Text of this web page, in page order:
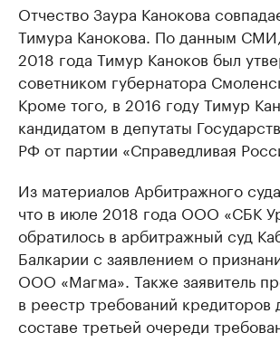
Отчество Заура Канокова
Тимура Канокова. По данным
2018 года Тимур Каноков был
советником губернатора
Кроме того, в 2016 году Тимур
кандидатом в депутаты
РФ от партии «Справедливая
Из материалов Арбитражного
что в июле 2018 года ООО «СБК
обратилось в арбитражный суд
Балкарии с заявлением о
ООО «Магма». Также заявитель
в реестр требований кредиторов
составе третьей очереди